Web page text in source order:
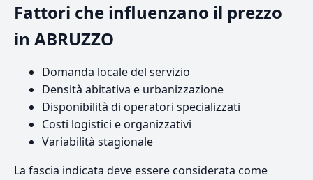
Fattori che influenzano il prezzo
in ABRUZZO
Domanda locale del servizio
Densità abitativa e urbanizzazione
Disponibilità di operatori specializzati
Costi logistici e organizzativi
Variabilità stagionale
La fascia indicata deve essere considerata come